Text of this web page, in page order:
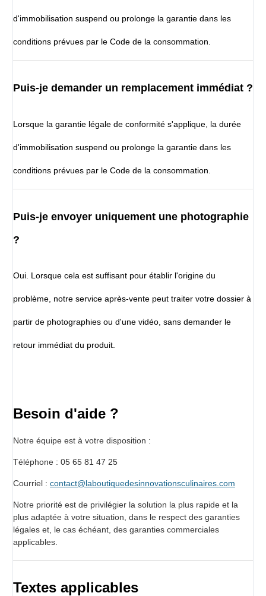
d'immobilisation suspend ou prolonge la garantie dans les
conditions prévues par le Code de la consommation.
Puis-je demander un remplacement immédiat ?
Lorsque la garantie légale de conformité s'applique, la durée
d'immobilisation suspend ou prolonge la garantie dans les
conditions prévues par le Code de la consommation.
Puis-je envoyer uniquement une photographie
?
Oui. Lorsque cela est suffisant pour établir l'origine du
problème, notre service après-vente peut traiter votre dossier à
partir de photographies ou d'une vidéo, sans demander le
retour immédiat du produit.
Besoin d'aide ?
Notre équipe est à votre disposition :
Téléphone : 05 65 81 47 25
Courriel : contact@laboutiquedesinnovationsculinaires.com
Notre priorité est de privilégier la solution la plus rapide et la
plus adaptée à votre situation, dans le respect des garanties
légales et, le cas échéant, des garanties commerciales
applicables.
Textes applicables